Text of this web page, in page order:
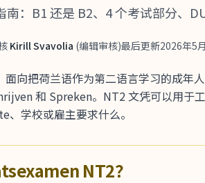
：B1 还是 B2、4 个考试部分、
人Kirill Svavolia (编辑审核)最后更新2026年5
向把荷兰语作为第二语言学习的成
和 Spreken。NT2 文凭可以用
学校或雇主要求什么。
NT2？